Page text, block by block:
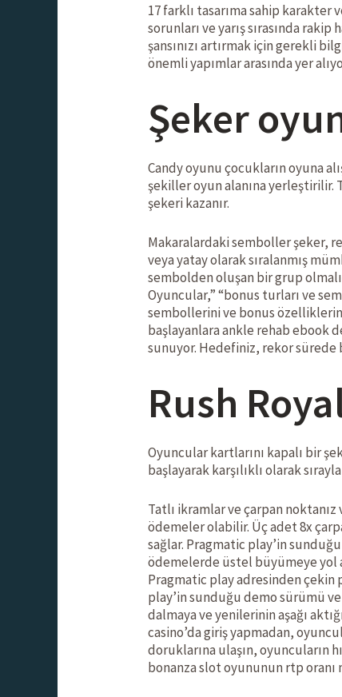
17 farklı tasarıma sahip
sorunları ve yarış sırasında
şansınızı artırmak için gerekli
önemli yapımlar arasında yer
Şeker
Candy oyunu çocukların oyuna
şekiller oyun alanına yerleştirilir.
şekeri kazanır.
Makaralardaki semboller şeker,
veya yatay olarak sıralanmış
sembolden oluşan bir grup
Oyuncular,” “bonus turları ve
sembollerini ve bonus
başlayanlara ankle rehab ebook
sunuyor. Hedefiniz, rekor sürede
Rush
Oyuncular kartlarını kapalı bir
başlayarak karşılıklı olarak
Tatlı ikramlar ve çarpan
ödemeler olabilir. Üç adet 8x
sağlar. Pragmatic play’in
ödemelerde üstel büyümeye yol
Pragmatic play adresinden çekin
play’in sunduğu demo sürümü
dalmaya ve yenilerinin aşağı
casino’da giriş yapmadan,
doruklarına ulaşın, oyuncuların
bonanza slot oyununun rtp oranı